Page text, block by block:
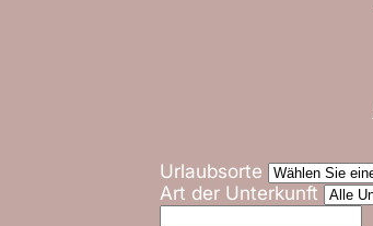
Urlaubsorte
Art der Unterkunft